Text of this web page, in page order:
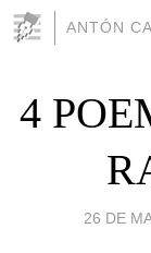
ANTÓN
4
26 DE